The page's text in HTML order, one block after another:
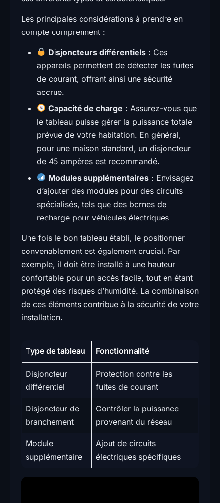
Les principales considérations à prendre en
compte comprennent :
Disjoncteurs différentiels : Ces
appareils permettent de détecter les fuites
de courant, offrant ainsi une sécurité
accrue.
Capacité de charge : Assurez-vous que
le tableau puisse gérer la puissance totale
prévue de votre habitation. En général,
pour une maison standard, un disjoncteur
de 45 ampères est recommandé.
Modules supplémentaires : Envisagez
d’ajouter des modules pour des circuits
spécialisés, tels que des bornes de
recharge pour véhicules électriques.
Une fois le bon tableau établi, le positionner
convenablement est également crucial. Par
exemple, il doit être installé à une hauteur
confortable pour un accès facile, tout en étant
protégé des risques d’humidité. La combinaison
de ces éléments contribue à la sécurité de votre
installation.
Type de tableau Fonctionnalité
Disjoncteur
différentiel
Protection contre les
fuites de courant
Disjoncteur de
branchement
Contrôler la puissance
provenant du réseau
Module
supplémentaire
Ajout de circuits
électriques spécifiques